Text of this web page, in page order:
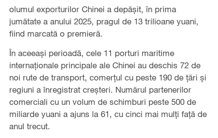
Video
olumul exporturilor Chinei a depășit, în prima
jumătate a anului 2025, pragul de 13 trilioane yuani,
fiind marcată o premieră.
În aceeași perioadă, cele 11 porturi maritime
internaționale principale ale Chinei au deschis 72 de
noi rute de transport, comerțul cu peste 190 de țări și
regiuni a înregistrat creșteri. Numărul partenerilor
comerciali cu un volum de schimburi peste 500 de
miliarde yuani a ajuns la 61, cu cinci mai mulți față de
anul trecut.